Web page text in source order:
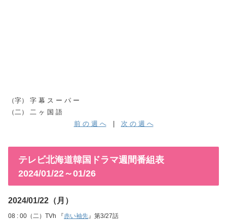
（字） 字 幕 ス ー パ ー
（二） 二 ヶ 国 語
前 の 週 へ| 次 の 週 へ
テレビ北海道韓国ドラマ週間番組表
2024/01/22～01/26
2024/01/22（月）
08 : 00（二）TVh 『赤い袖先』第3/27話